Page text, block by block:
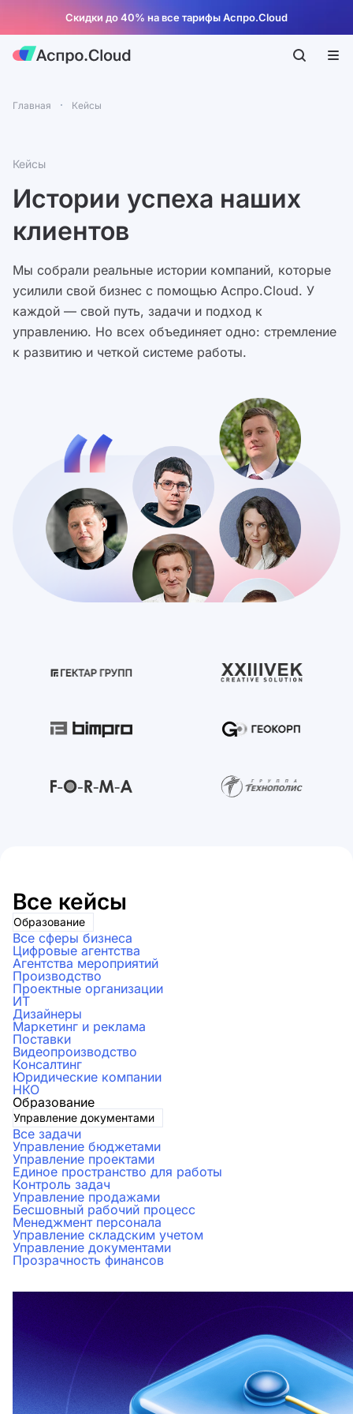
Скидки до 40% на все тарифы Аспро.Cloud
Главная Кейсы
Кейсы
Истории успеха наших
клиентов
Мы собрали реальные истории компаний, которые
усилили свой бизнес с помощью Аспро.Cloud. У
каждой — свой путь, задачи и подход к
управлению. Но всех объединяет одно: стремление
к развитию и четкой системе работы.
Все кейсы
Образование
Все сферы бизнеса
Цифровые агентства
Агентства мероприятий
Производство
Проектные организации
ИТ
Дизайнеры
Маркетинг и реклама
Поставки
Видеопроизводство
Консалтинг
Юридические компании
НКО
Образование
Управление документами
Все задачи
Управление бюджетами
Управление проектами
Единое пространство для работы
Контроль задач
Управление продажами
Бесшовный рабочий процесс
Менеджмент персонала
Управление складским учетом
Управление документами
Прозрачность финансов